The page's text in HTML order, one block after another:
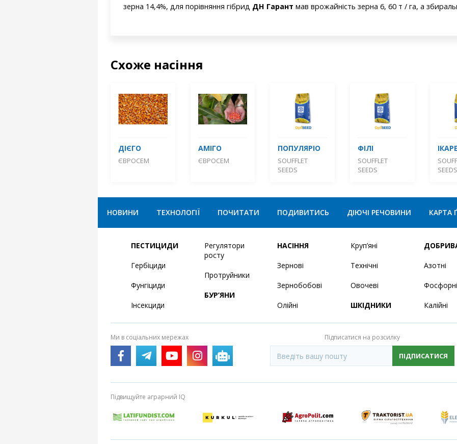
зерна 14,4%, для порівняння гібрид ДН Гарант мав врожайність зерна 6, 60 т / га, а
Схоже насіння
ДІЄГО
ЄВРОСЕМ
АМІГО
ЄВРОСЕМ
ПОПУЛЯРІО
SOUFFLET
SEEDS
ФІЛІ
SOUFFLET
SEEDS
ІКАРЕ
SEEDS
НОВИНИ ТЕХНОЛОГІЇ ПОЧИТАТИ ПОДИВИТИСЬ ДІЮЧІ РЕЧОВИНИ КАРТА
ПЕСТИЦИДИ
Гербіциди
Фунгіциди
Інсекциди
Регулятори
росту
Протруйники
БУР’ЯНИ
НАСІННЯ
Зернові
Зернобобові
Олійні
Круп’яні
Технічні
Овочеві
ШКІДНИКИ
Азотні
Фосфорні
Калійні
Ми в соціальних мережах Підписатися на розсилку
ПІДПИСАТИСЯ
Підвищуйте аграрний IQ